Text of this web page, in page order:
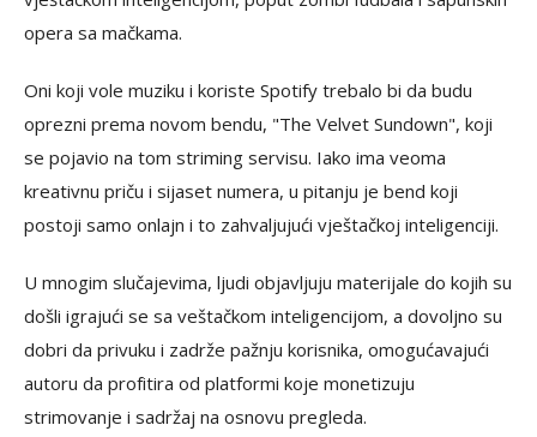
opera sa mačkama.
Oni koji vole muziku i koriste Spotify trebalo bi da budu
oprezni prema novom bendu, "The Velvet Sundown", koji
se pojavio na tom striming servisu. Iako ima veoma
kreativnu priču i sijaset numera, u pitanju je bend koji
postoji samo onlajn i to zahvaljujući vještačkoj inteligenciji.
U mnogim slučajevima, ljudi objavljuju materijale do kojih su
došli igrajući se sa veštačkom inteligencijom, a dovoljno su
dobri da privuku i zadrže pažnju korisnika, omogućavajući
autoru da profitira od platformi koje monetizuju
strimovanje i sadržaj na osnovu pregleda.